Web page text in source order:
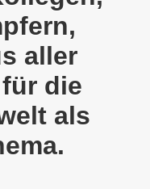
aller
die
als
Stopp des
auf dem
und für
- Azadi -
die Politik der